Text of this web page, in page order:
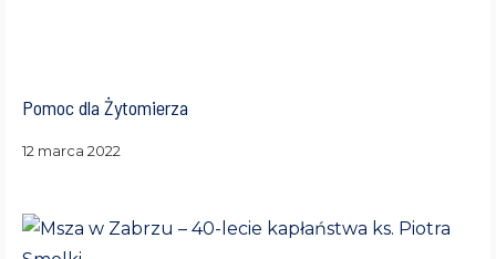
Pomoc dla Żytomierza
12 marca 2022